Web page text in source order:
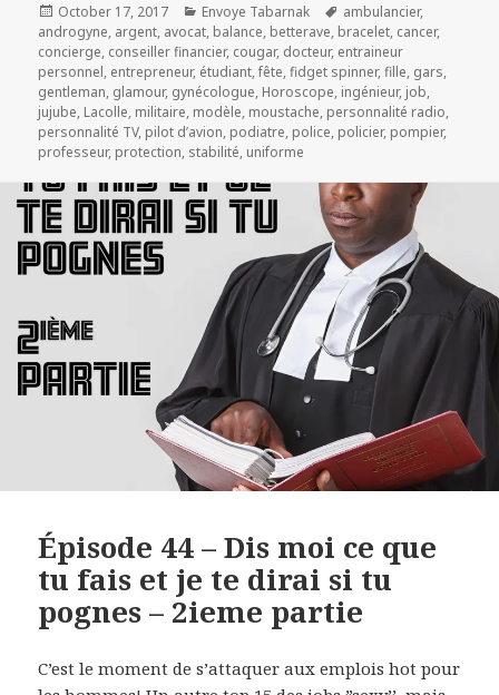
Posted
on
October 17, 2017 Categories
Envoye Tabarnak Tags
ambulancier,
androgyne, argent, avocat, balance, betterave, bracelet, cancer,
concierge, conseiller financier, cougar, docteur, entraineur
personnel, entrepreneur, étudiant,fête,fidget spinner,fille, gars,
gentleman, glamour, gynécologue, Horoscope, ingénieur, job,
jujube, Lacolle, militaire, modèle, moustache, personnalité radio,
personnalité TV, pilot d’avion, podiatre, police, policier, pompier,
professeur, protection, stabilité, uniforme
Épisode 44 – Dis moi ce que
tu fais et je te dirai si tu
pognes – 2ieme partie
C’est le moment de s’attaquer aux emplois hot pour